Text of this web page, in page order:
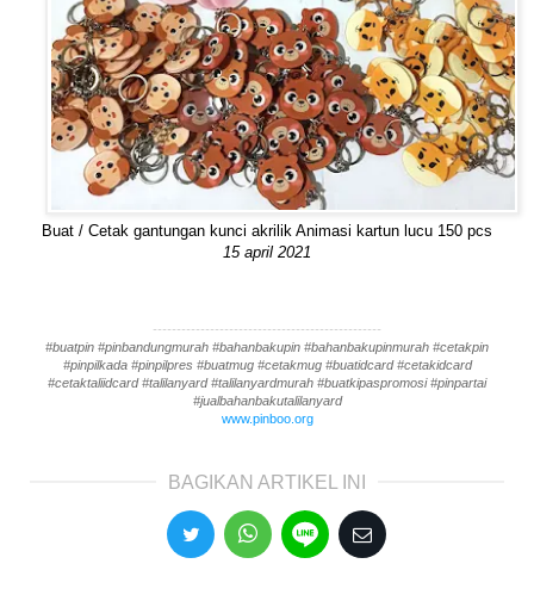
Buat / Cetak gantungan kunci akrilik Animasi kartun lucu 150 pcs
15 april 2021
------------------------------------------------
#buatpin #pinbandungmurah #bahanbakupin #bahanbakupinmurah #cetakpin
#pinpilkada #pinpilpres #buatmug #cetakmug #buatidcard #cetakidcard
#cetaktaliidcard #talilanyard #talilanyardmurah #buatkipaspromosi #pinpartai
#jualbahanbakutalilanyard
www.pinboo.org
BAGIKAN ARTIKEL INI